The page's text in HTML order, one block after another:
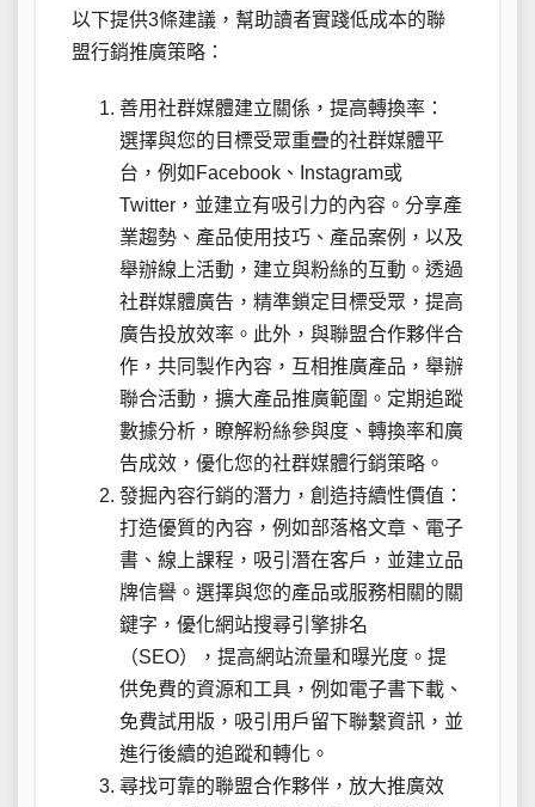
以下提供3條建議，幫助讀者實踐低成本的聯
盟行銷推廣策略：
善用社群媒體建立關係，提高轉換率：
選擇與您的目標受眾重疊的社群媒體平
台，例如Facebook、Instagram或
Twitter，並建立有吸引力的內容。分享產
業趨勢、產品使用技巧、產品案例，以及
舉辦線上活動，建立與粉絲的互動。透過
社群媒體廣告，精準鎖定目標受眾，提高
廣告投放效率。此外，與聯盟合作夥伴合
作，共同製作內容，互相推廣產品，舉辦
聯合活動，擴大產品推廣範圍。定期追蹤
數據分析，瞭解粉絲參與度、轉換率和廣
告成效，優化您的社群媒體行銷策略。
發掘內容行銷的潛力，創造持續性價值：
打造優質的內容，例如部落格文章、電子
書、線上課程，吸引潛在客戶，並建立品
牌信譽。選擇與您的產品或服務相關的關
鍵字，優化網站搜尋引擎排名
（SEO），提高網站流量和曝光度。提
供免費的資源和工具，例如電子書下載、
免費試用版，吸引用戶留下聯繫資訊，並
進行後續的追蹤和轉化。
尋找可靠的聯盟合作夥伴，放大推廣效